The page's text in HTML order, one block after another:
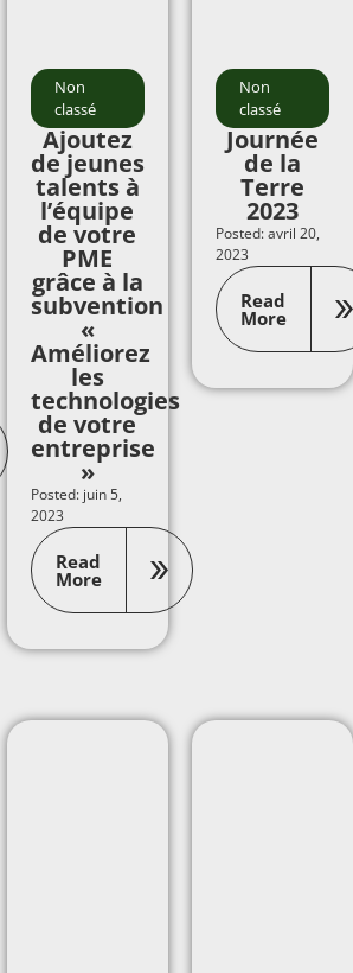
Non
classé
Ajoutez
de jeunes
talents à
l’équipe
de votre
PME
grâce à la
subvention
«
Améliorez
les
technologies
de votre
entreprise
»
Posted: juin 5,
2023
Read
More
Non
classé
Journée
de la
Terre
2023
Posted: avril 20,
2023
Read
More